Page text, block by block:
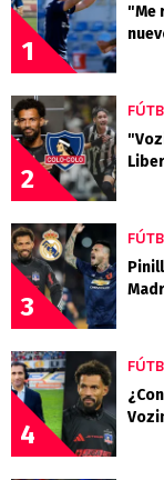
1
"Me
2
3
4